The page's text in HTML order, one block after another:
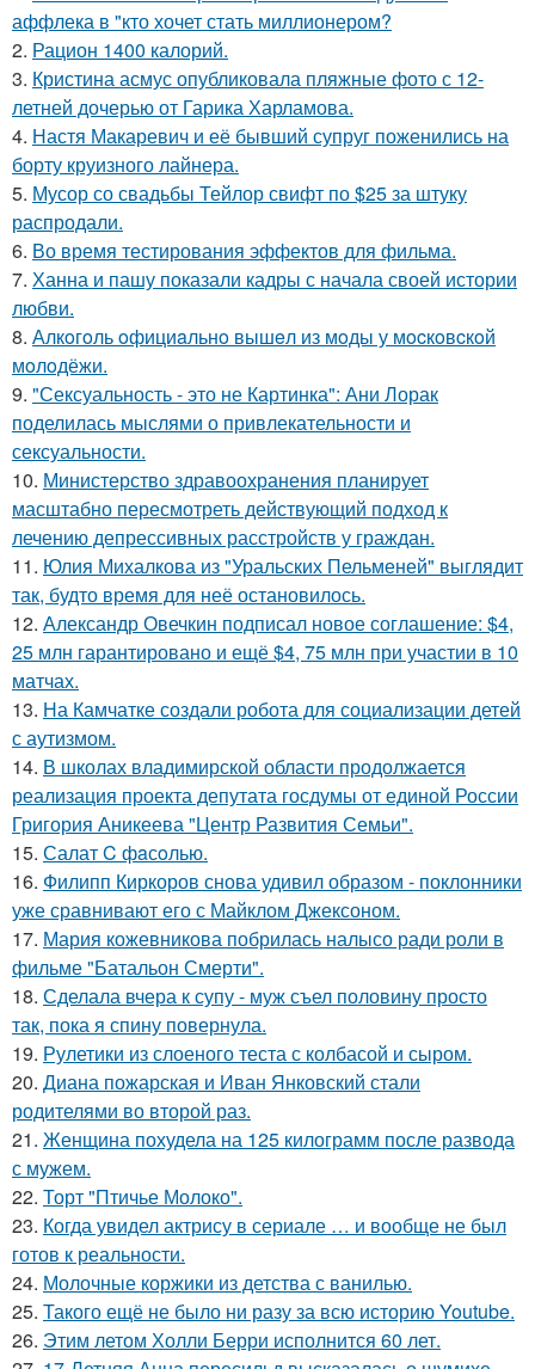
аффлека в "кто хочет стать миллионером?
2. Рацион 1400 калорий.
3. Кристина асмус опубликовала пляжные фото с 12-
летней дочерью от Гарика Харламова.
4. Настя Макаревич и её бывший супруг поженились на
борту круизного лайнера.
5. Мусор со свадьбы Тейлор свифт по $25 за штуку
распродали.
6. Во время тестирования эффектов для фильма.
7. Ханна и пашу показали кадры с начала своей истории
любви.
8. Алкoгoль oфициaльнo вышeл из мoды у мocкoвcкoй
мoлoдёжи.
9. "Сексуальность - это не Картинка": Ани Лорак
поделилась мыслями о привлекательности и
сексуальности.
10. Министерство здравоохранения планирует
масштабно пересмотреть действующий подход к
лечению депрессивных расстройств у граждан.
11. Юлия Михалкова из "Уральских Пельменей" выглядит
так, будто время для неё остановилось.
12. Александр Овечкин подписал новое соглашение: $4,
25 млн гарантировано и ещё $4, 75 млн при участии в 10
матчах.
13. На Камчатке создали робота для социализации детей
с аутизмом.
14. В школах владимирской области продолжается
реализация проекта депутата госдумы от единой России
Григория Аникеева "Центр Развития Семьи".
15. Салат C фaсoлью.
16. Филипп Киркоров снова удивил образом - поклонники
уже сравнивают его с Майклом Джексоном.
17. Мария кожевникова побрилась налысо ради роли в
фильме "Батальон Смерти".
18. Сделала вчера к супу - муж съел половину просто
так, пока я спину повернула.
19. Рулетики из слоеного теста с колбасой и сыром.
20. Диана пожарская и Иван Янковский стали
родителями во второй раз.
21. Женщина похудела на 125 килограмм после развода
с мужем.
22. Торт "Птичье Молоко".
23. Когда увидел актрису в сериале … и вообще не был
готов к реальности.
24. Молочные коржики из детства с ванилью.
25. Такого ещё не было ни разу за всю историю Youtube.
26. Этим летом Холли Берри исполнится 60 лет.